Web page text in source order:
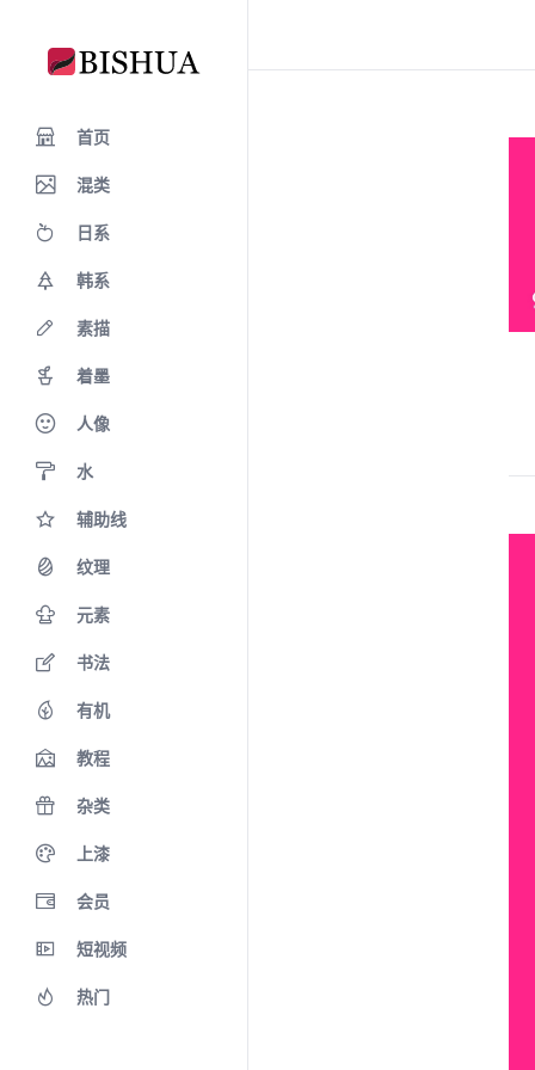
首页
混类
日系
韩系
素描
着墨
人像
水
辅助线
纹理
元素
书法
有机
教程
杂类
上漆
会员
短视频
热门